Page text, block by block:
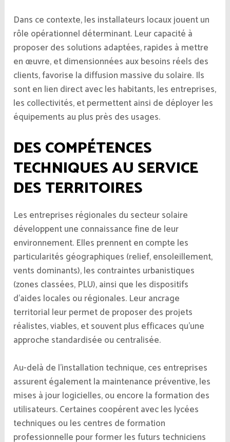
Dans ce contexte, les installateurs locaux jouent un
rôle opérationnel déterminant. Leur capacité à
proposer des solutions adaptées, rapides à mettre
en œuvre, et dimensionnées aux besoins réels des
clients, favorise la diffusion massive du solaire. Ils
sont en lien direct avec les habitants, les entreprises,
les collectivités, et permettent ainsi de déployer les
équipements au plus près des usages.
DES COMPÉTENCES
TECHNIQUES AU SERVICE
DES TERRITOIRES
Les entreprises régionales du secteur solaire
développent une connaissance fine de leur
environnement. Elles prennent en compte les
particularités géographiques (relief, ensoleillement,
vents dominants), les contraintes urbanistiques
(zones classées, PLU), ainsi que les dispositifs
d’aides locales ou régionales. Leur ancrage
territorial leur permet de proposer des projets
réalistes, viables, et souvent plus efficaces qu’une
approche standardisée ou centralisée.
Au-delà de l’installation technique, ces entreprises
assurent également la maintenance préventive, les
mises à jour logicielles, ou encore la formation des
utilisateurs. Certaines coopérent avec les lycées
techniques ou les centres de formation
professionnelle pour former les futurs techniciens